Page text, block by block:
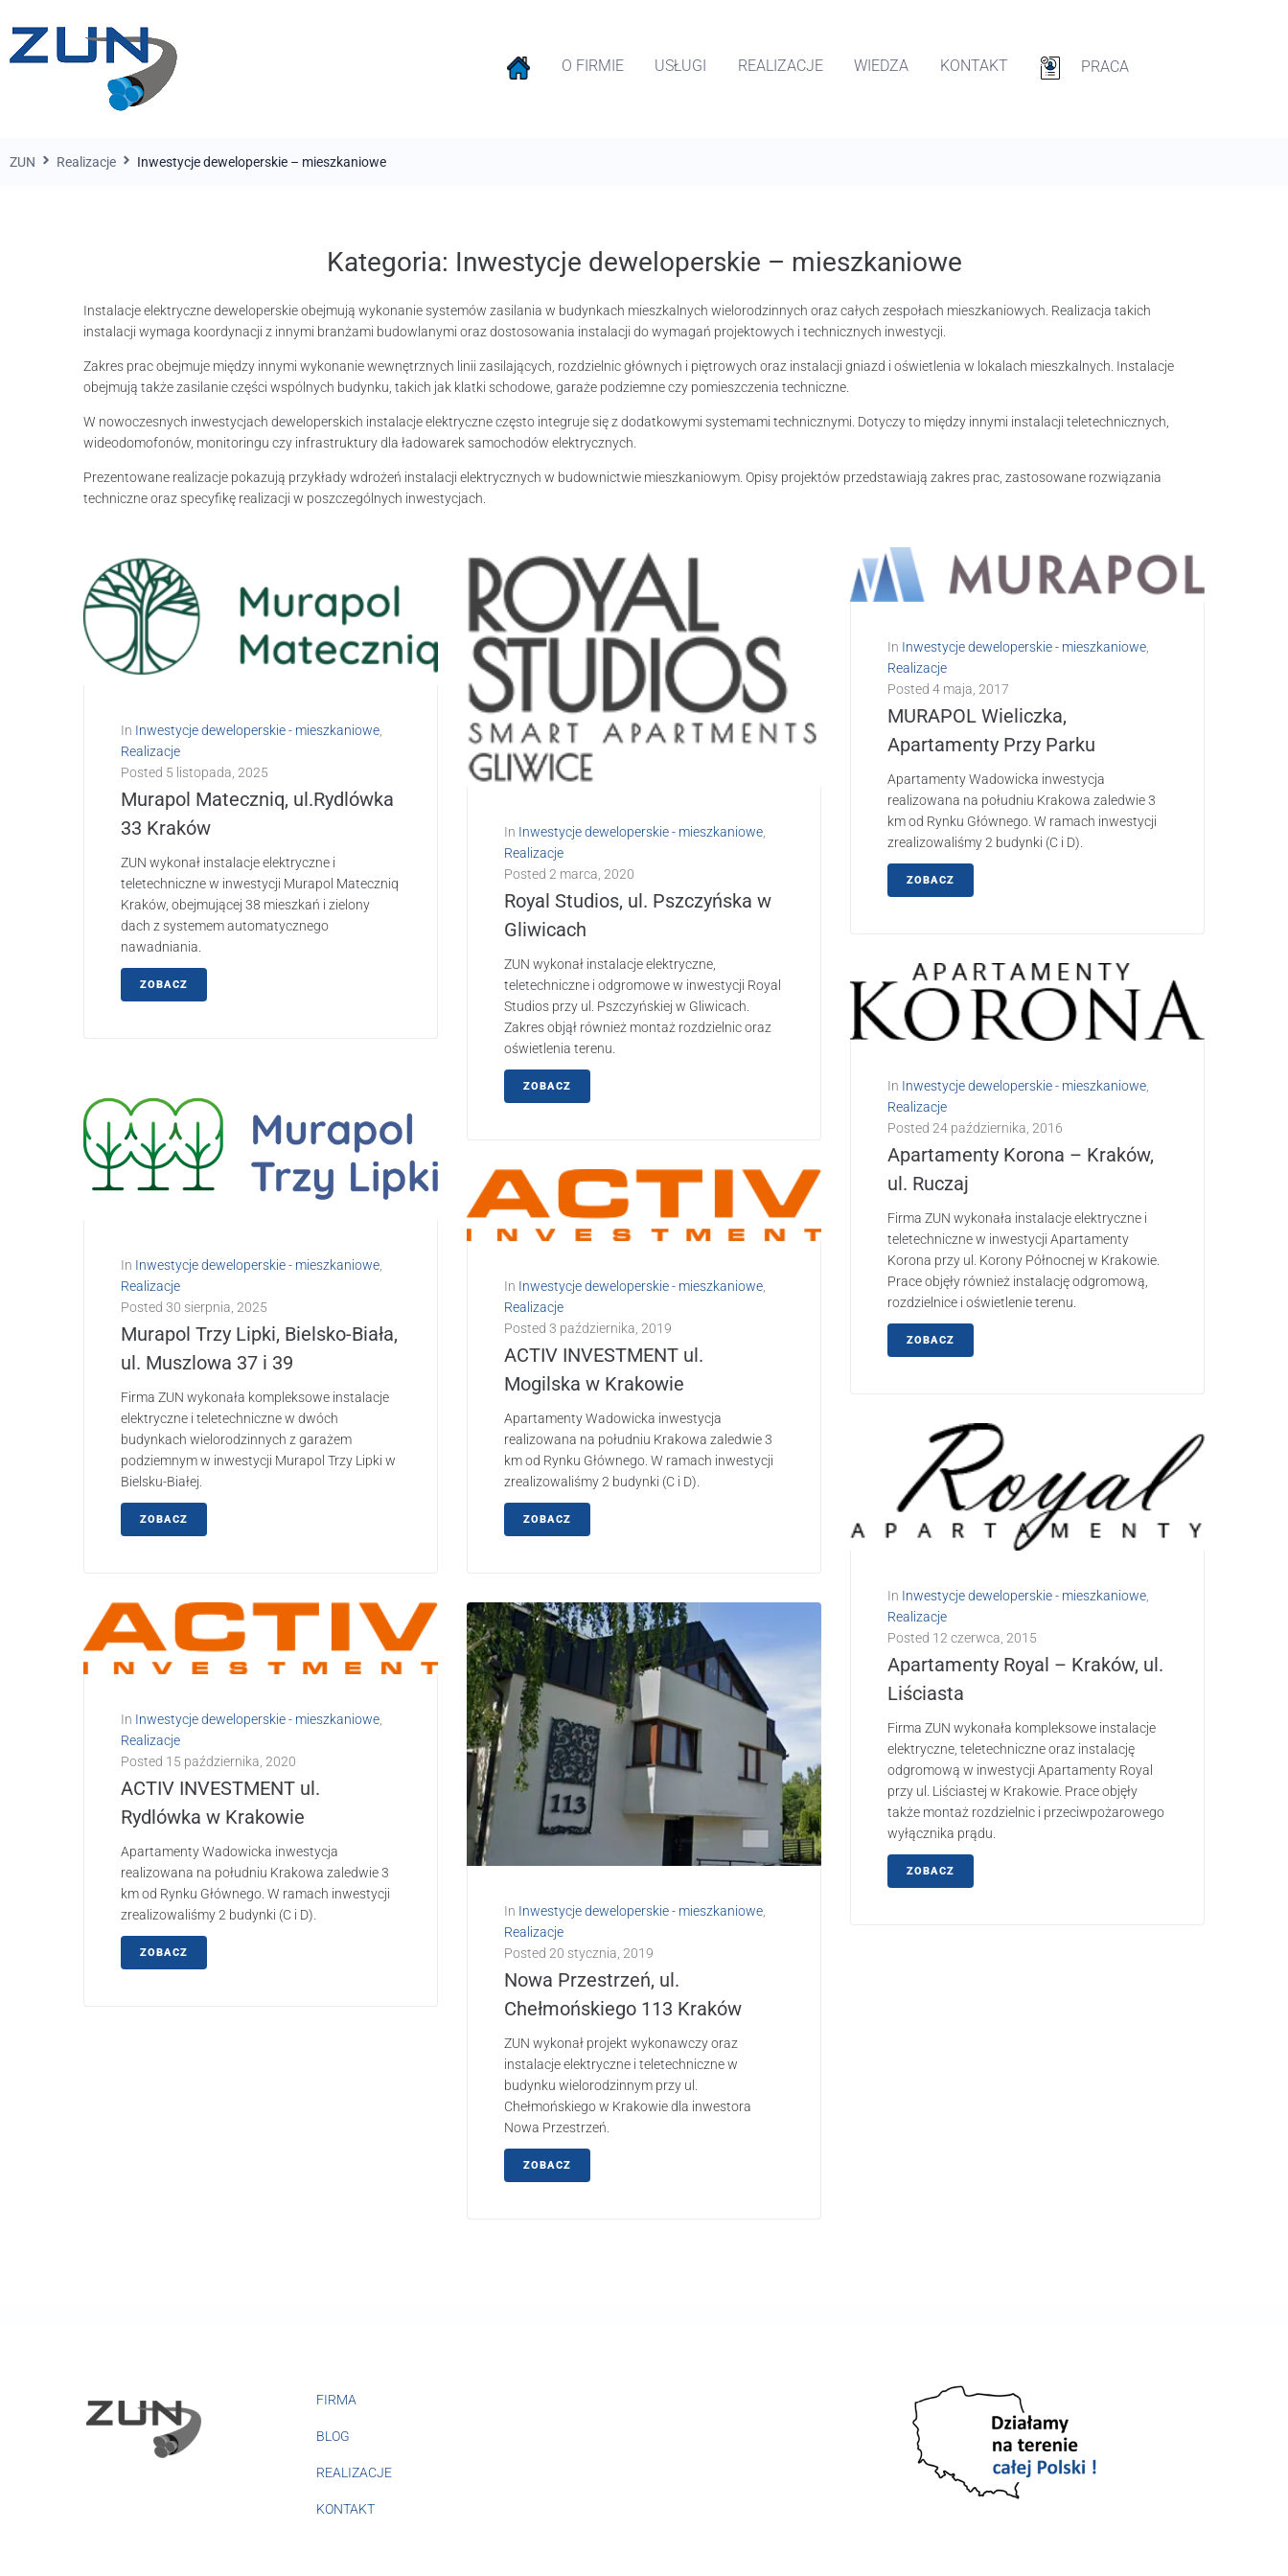
O FIRMIE USŁUGI REALIZACJE WIEDZA KONTAKT PRACA
ZUN Realizacje Inwestycje deweloperskie – mieszkaniowe
Kategoria: Inwestycje deweloperskie – mieszkaniowe
Instalacje elektryczne deweloperskie obejmują wykonanie systemów zasilania w budynkach mieszkalnych wielorodzinnych oraz całych zespołach mieszkaniowych. Realizacja takich
instalacji wymaga koordynacji z innymi branżami budowlanymi oraz dostosowania instalacji do wymagań projektowych i technicznych inwestycji.
Zakres prac obejmuje między innymi wykonanie wewnętrznych linii zasilających, rozdzielnic głównych i piętrowych oraz instalacji gniazd i oświetlenia w lokalach mieszkalnych. Instalacje
obejmują także zasilanie części wspólnych budynku, takich jak klatki schodowe, garaże podziemne czy pomieszczenia techniczne.
W nowoczesnych inwestycjach deweloperskich instalacje elektryczne często integruje się z dodatkowymi systemami technicznymi. Dotyczy to między innymi instalacji teletechnicznych,
wideodomofonów, monitoringu czy infrastruktury dla ładowarek samochodów elektrycznych.
Prezentowane realizacje pokazują przykłady wdrożeń instalacji elektrycznych w budownictwie mieszkaniowym. Opisy projektów przedstawiają zakres prac, zastosowane rozwiązania
techniczne oraz specyfikę realizacji w poszczególnych inwestycjach.
In Inwestycje deweloperskie - mieszkaniowe,
Realizacje
Posted 5 listopada, 2025
Murapol Mateczniq, ul.Rydlówka
33 Kraków
ZUN wykonał instalacje elektryczne i
teletechniczne w inwestycji Murapol Mateczniq
Kraków, obejmującej 38 mieszkań i zielony
dach z systemem automatycznego
nawadniania.
ZOBACZ
In Inwestycje deweloperskie - mieszkaniowe
Realizacje
Posted 30 sierpnia, 2025
Murapol Trzy Lipki, Bielsko-Biała,
ul. Muszlowa 37 i 39
Firma ZUN wykonała kompleksowe instalacje
elektryczne i teletechniczne w dwóch
budynkach wielorodzinnych z garażem
podziemnym w inwestycji Murapol Trzy Lipki w
Bielsku-Białej.
ZOBACZ
In Inwestycje deweloperskie - mieszkaniowe,
Realizacje
Posted 15 października, 2020
ACTIV INVESTMENT ul.
Rydlówka w Krakowie
Apartamenty Wadowicka inwestycja
realizowana na południu Krakowa zaledwie 3
km od Rynku Głównego. W ramach inwestycji
zrealizowaliśmy 2 budynki (C i D).
ZOBACZ
In Inwestycje deweloperskie - mieszkaniowe
Realizacje
Posted 2 marca, 2020
Royal Studios, ul. Pszczyńska w
Gliwicach
ZUN wykonał instalacje elektryczne,
teletechniczne i odgromowe w inwestycji Royal
Studios przy ul. Pszczyńskiej w Gliwicach.
Zakres objął również montaż rozdzielnic oraz
oświetlenia terenu.
ZOBACZ
In Inwestycje deweloperskie - mieszkaniowe,
Realizacje
Posted 3 października, 2019
ACTIV INVESTMENT ul.
Mogilska w Krakowie
Apartamenty Wadowicka inwestycja
realizowana na południu Krakowa zaledwie 3
km od Rynku Głównego. W ramach inwestycji
zrealizowaliśmy 2 budynki (C i D).
ZOBACZ
In Inwestycje deweloperskie - mieszkaniowe,
Realizacje
Posted 20 stycznia, 2019
Nowa Przestrzeń, ul.
Chełmońskiego 113 Kraków
ZUN wykonał projekt wykonawczy oraz
instalacje elektryczne i teletechniczne w
budynku wielorodzinnym przy ul.
Chełmońskiego w Krakowie dla inwestora
Nowa Przestrzeń.
ZOBACZ
In Inwestycje deweloperskie - mieszkaniowe
Realizacje
Posted 4 maja, 2017
MURAPOL Wieliczka,
Apartamenty Przy Parku
Apartamenty Wadowicka inwestycja
realizowana na południu Krakowa zaledwie 3
km od Rynku Głównego. W ramach inwestycji
zrealizowaliśmy 2 budynki (C i D).
ZOBACZ
In Inwestycje deweloperskie - mieszkaniowe,
Realizacje
Posted 24 października, 2016
Apartamenty Korona – Kraków,
ul. Ruczaj
Firma ZUN wykonała instalacje elektryczne i
teletechniczne w inwestycji Apartamenty
Korona przy ul. Korony Północnej w Krakowie.
Prace objęły również instalację odgromową,
rozdzielnice i oświetlenie terenu.
ZOBACZ
In Inwestycje deweloperskie - mieszkaniowe
Realizacje
Posted 12 czerwca, 2015
Apartamenty Royal – Kraków, ul.
Liściasta
Firma ZUN wykonała kompleksowe instalacje
elektryczne, teletechniczne oraz instalację
odgromową w inwestycji Apartamenty Royal
przy ul. Liściastej w Krakowie. Prace objęły
także montaż rozdzielnic i przeciwpożarowego
wyłącznika prądu.
ZOBACZ
FIRMA
BLOG
REALIZACJE
KONTAKT